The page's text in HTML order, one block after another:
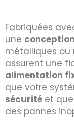
Fabriquées
une
métalliques ou
assurent une
alimentation
que votre
sécurité et
des pannes